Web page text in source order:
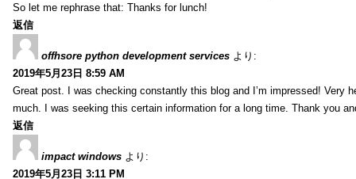
So let me rephrase that: Thanks for lunch!
返信
offhsore python development services より:
2019年5月23日 8:59 AM
Great post. I was checking constantly this blog and I’m impressed! Very
much. I was seeking this certain information for a long time. Thank you
返信
impact windows より:
2019年5月23日 3:11 PM